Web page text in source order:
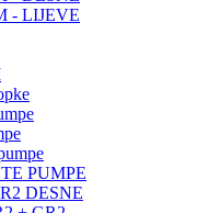
- LIJEVE
PUMPE
DESNE